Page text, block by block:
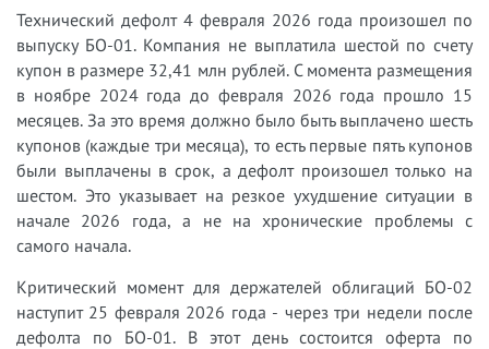
Технический дефолт 4 февраля 2026 года произошел по
выпуску БО-01. Компания не выплатила шестой по счету
купон в размере 32,41 млн рублей. С момента размещения
в ноябре 2024 года до февраля 2026 года прошло 15
месяцев. За это время должно было быть выплачено шесть
купонов (каждые три месяца), то есть первые пять купонов
были выплачены в срок, а дефолт произошел только на
шестом. Это указывает на резкое ухудшение ситуации в
начале 2026 года, а не на хронические проблемы с
самого начала.
Критический момент для держателей облигаций БО-02
наступит 25 февраля 2026 года - через три недели после
дефолта по БО-01. В этот день состоится оферта по